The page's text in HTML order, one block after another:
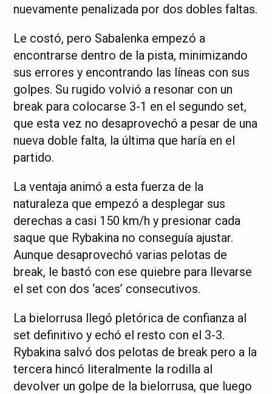
nuevamente penalizada por dos dobles faltas.
Le costó, pero Sabalenka empezó a
encontrarse dentro de la pista, minimizando
sus errores y encontrando las líneas con sus
golpes. Su rugido volvió a resonar con un
break para colocarse 3-1 en el segundo set,
que esta vez no desaprovechó a pesar de una
nueva doble falta, la última que haría en el
partido.
La ventaja animó a esta fuerza de la
naturaleza que empezó a desplegar sus
derechas a casi 150 km/h y presionar cada
saque que Rybakina no conseguía ajustar.
Aunque desaprovechó varias pelotas de
break, le bastó con ese quiebre para llevarse
el set con dos ‘aces’ consecutivos.
La bielorrusa llegó pletórica de confianza al
set definitivo y echó el resto con el 3-3.
Rybakina salvó dos pelotas de break pero a la
tercera hincó literalmente la rodilla al
devolver un golpe de la bielorrusa, que luego